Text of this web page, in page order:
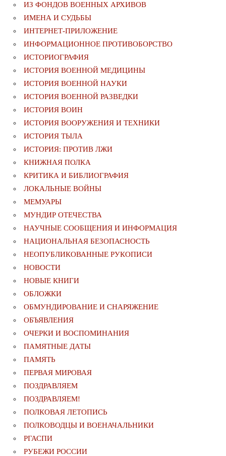
ИЗ ФОНДОВ ВОЕННЫХ АРХИВОВ
ИМЕНА И СУДЬБЫ
ИНТЕРНЕТ-ПРИЛОЖЕНИЕ
ИНФОРМАЦИОННОЕ ПРОТИВОБОРСТВО
ИСТОРИОГРАФИЯ
ИСТОРИЯ ВОЕННОЙ МЕДИЦИНЫ
ИСТОРИЯ ВОЕННОЙ НАУКИ
ИСТОРИЯ ВОЕННОЙ РАЗВЕДКИ
ИСТОРИЯ ВОИН
ИСТОРИЯ ВООРУЖЕНИЯ И ТЕХНИКИ
ИСТОРИЯ ТЫЛА
ИСТОРИЯ: ПРОТИВ ЛЖИ
КНИЖНАЯ ПОЛКА
КРИТИКА И БИБЛИОГРАФИЯ
ЛОКАЛЬНЫЕ ВОЙНЫ
МЕМУАРЫ
МУНДИР ОТЕЧЕСТВА
НАУЧНЫЕ СООБЩЕНИЯ И ИНФОРМАЦИЯ
НАЦИОНАЛЬНАЯ БЕЗОПАСНОСТЬ
НЕОПУБЛИКОВАННЫЕ РУКОПИСИ
НОВОСТИ
НОВЫЕ КНИГИ
ОБЛОЖКИ
ОБМУНДИРОВАНИЕ И СНАРЯЖЕНИЕ
ОБЪЯВЛЕНИЯ
ОЧЕРКИ И ВОСПОМИНАНИЯ
ПАМЯТНЫЕ ДАТЫ
ПАМЯТЬ
ПЕРВАЯ МИРОВАЯ
ПОЗДРАВЛЯЕМ
ПОЗДРАВЛЯЕМ!
ПОЛКОВАЯ ЛЕТОПИСЬ
ПОЛКОВОДЦЫ И ВОЕНАЧАЛЬНИКИ
РГАСПИ
РУБЕЖИ РОССИИ